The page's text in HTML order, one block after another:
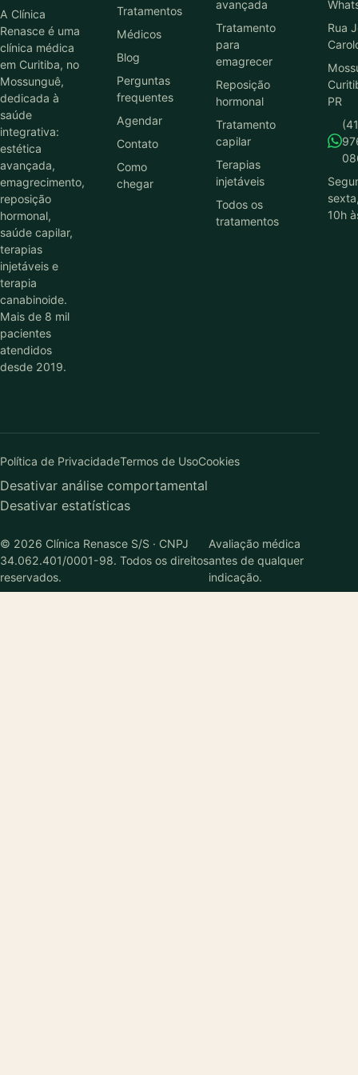
A Clínica
Renasce é uma
clínica médica
em Curitiba, no
Mossunguê,
dedicada à
saúde
integrativa:
estética
avançada,
emagrecimento,
reposição
hormonal,
saúde capilar,
terapias
injetáveis e
terapia
canabinoide.
Mais de 8 mil
pacientes
atendidos
desde 2019.
Tratamentos
Médicos
Blog
Perguntas
frequentes
Agendar
Contato
Como
chegar
avançada
Tratamento
para
emagrecer
Reposição
hormonal
Tratamento
capilar
Terapias
injetáveis
Todos os
tratamentos
Rua
PR
10h
Política de PrivacidadeTermos de UsoCookies
Desativar análise comportamental
Desativar estatísticas
© 2026 Clínica Renasce S/S · CNPJ
34.062.401/0001-98. Todos os direitos
reservados.
Avaliação médica
antes de qualquer
indicação.